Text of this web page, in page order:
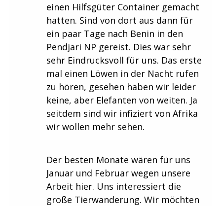
einen Hilfsgüter Container gemacht
hatten. Sind von dort aus dann für
ein paar Tage nach Benin in den
Pendjari NP gereist. Dies war sehr
sehr Eindrucksvoll für uns. Das erste
mal einen Löwen in der Nacht rufen
zu hören, gesehen haben wir leider
keine, aber Elefanten von weiten. Ja
seitdem sind wir infiziert von Afrika
wir wollen mehr sehen.
Der besten Monate wären für uns
Januar und Februar wegen unsere
Arbeit hier. Uns interessiert die
große Tierwanderung. Wir möchten